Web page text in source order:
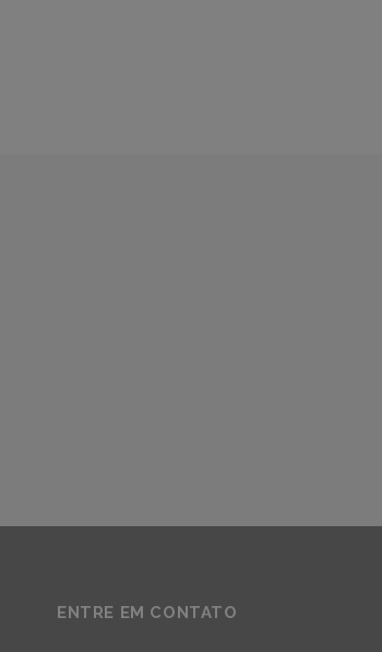
ENTRE EM CONTATO